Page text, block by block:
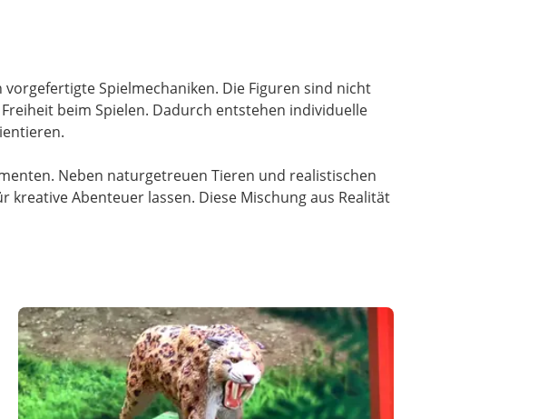
Spielmechaniken. Die Figuren sind nicht
beim Spielen. Dadurch entstehen individuelle
Neben naturgetreuen Tieren und realistischen
kreative Abenteuer lassen. Diese Mischung aus Realität